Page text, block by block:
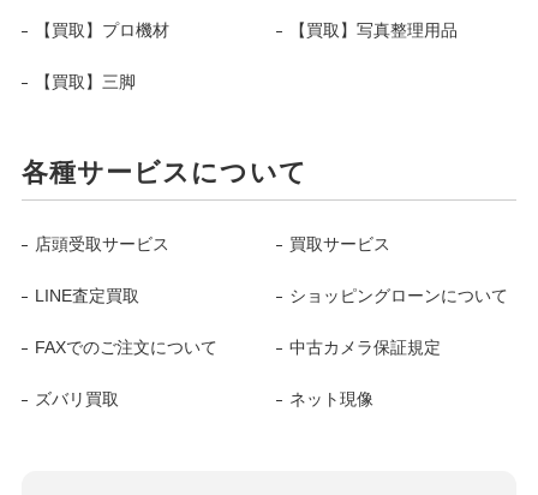
【買取】プロ機材 【買取】写真整理用品
【買取】三脚
各種サービスについて
店頭受取サービス 買取サービス
LINE査定買取 ショッピングローンについて
FAXでのご注文について 中古カメラ保証規定
ズバリ買取 ネット現像